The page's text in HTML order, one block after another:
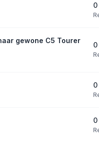
0
gewone C5 Tourer
0
0
0